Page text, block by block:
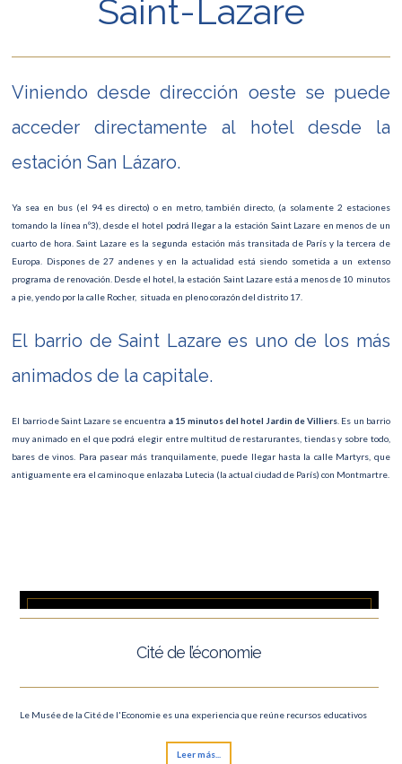
Saint-Lazare
Viniendo desde dirección oeste se puede
acceder directamente al hotel desde la
estación San Lázaro.
Ya sea en bus (el 94 es directo) o en metro, también directo, (a solamente 2 estaciones
tomando la línea nº3), desde el hotel podrá llegar a la estación Saint Lazare en menos de un
cuarto de hora. Saint Lazare es la segunda estación más transitada de París y la tercera de
Europa. Dispones de 27 andenes y en la actualidad está siendo sometida a un extenso
programa de renovación. Desde el hotel, la estación Saint Lazare está a menos de 10 minutos
a pie, yendo por la calle Rocher, situada en pleno corazón del distrito 17.
El barrio de Saint Lazare es uno de los más
animados de la capitale.
El barrio de Saint Lazare se encuentra a 15 minutos del hotel Jardin de Villiers . Es un barrio
muy animado en el que podrá elegir entre multitud de restarurantes, tiendas y sobre todo,
bares de vinos. Para pasear más tranquilamente, puede llegar hasta la calle Martyrs, que
antiguamente era el camino que enlazaba Lutecia (la actual ciudad de París) con Montmartre.
Cité de l’économie
Le Musée de la Cité de l'Economie es una experiencia que reúne recursos educativos
Leer más...